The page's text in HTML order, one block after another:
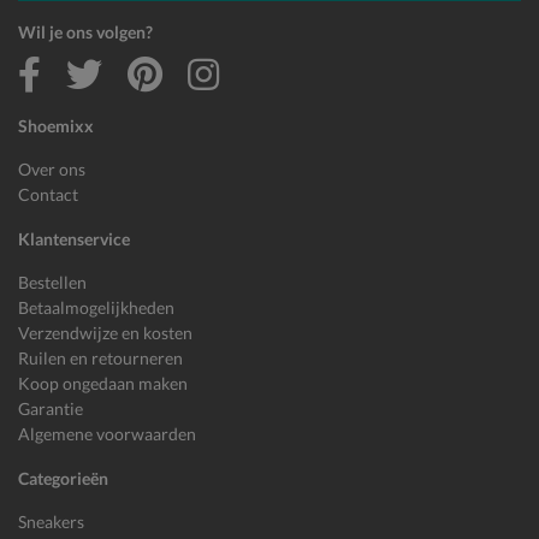
Shoemixx
Over ons
Contact
Klantenservice
Bestellen
Betaalmogelijkheden
Verzendwijze en kosten
Ruilen en retourneren
Koop ongedaan maken
Garantie
Algemene voorwaarden
Categorieën
Sneakers
Wil je ons volgen?